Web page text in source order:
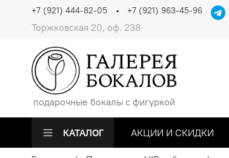
Торжковская 20, оф. 238
+7 (921) 444-82-05 +7 (921) 963-45-96
подарочные бокалы с фигуркой
КАТАЛОГ АКЦИИ И СКИДКИ